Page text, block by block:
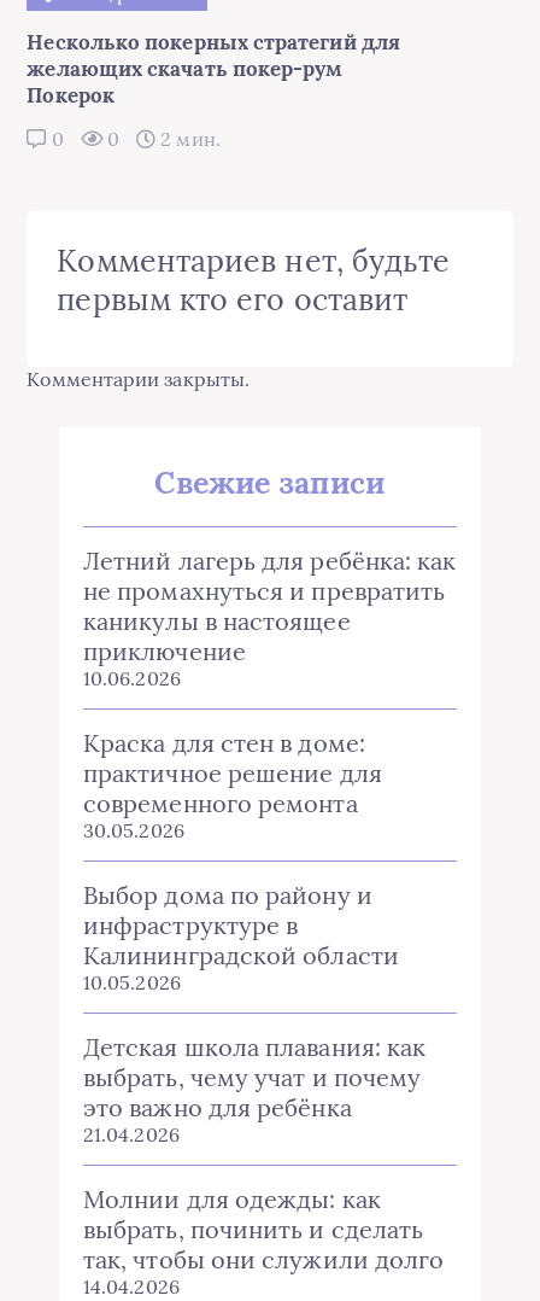
Несколько покерных стратегий для
желающих скачать покер-рум
Покерок
0 0 2 мин.
Комментариев нет, будьте
первым кто его оставит
Комментарии закрыты.
Свежие записи
Летний лагерь для ребёнка: как
не промахнуться и превратить
каникулы в настоящее
приключение
10.06.2026
Краска для стен в доме:
практичное решение для
современного ремонта
30.05.2026
Выбор дома по району и
инфраструктуре в
Калининградской области
10.05.2026
Детская школа плавания: как
выбрать, чему учат и почему
это важно для ребёнка
21.04.2026
Молнии для одежды: как
выбрать, починить и сделать
так, чтобы они служили долго
14.04.2026